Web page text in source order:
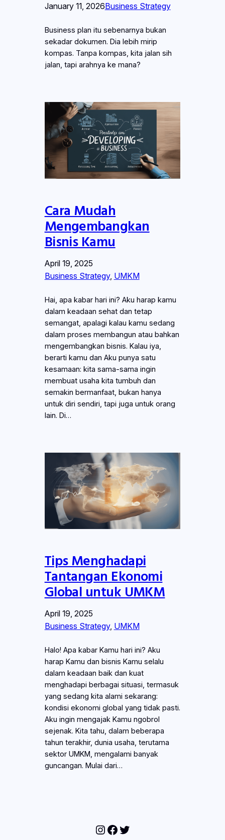
January 11, 2026Business Strategy
Business plan itu sebenarnya bukan
sekadar dokumen. Dia lebih mirip
kompas. Tanpa kompas, kita jalan sih
jalan, tapi arahnya ke mana?
Cara Mudah
Mengembangkan
Bisnis Kamu
April 19, 2025
Business Strategy, UMKM
Hai, apa kabar hari ini? Aku harap kamu
dalam keadaan sehat dan tetap
semangat, apalagi kalau kamu sedang
dalam proses membangun atau bahkan
mengembangkan bisnis. Kalau iya,
berarti kamu dan Aku punya satu
kesamaan: kita sama-sama ingin
membuat usaha kita tumbuh dan
semakin bermanfaat, bukan hanya
untuk diri sendiri, tapi juga untuk orang
lain. Di…
Tips Menghadapi
Tantangan Ekonomi
Global untuk UMKM
April 19, 2025
Business Strategy, UMKM
Halo! Apa kabar Kamu hari ini? Aku
harap Kamu dan bisnis Kamu selalu
dalam keadaan baik dan kuat
menghadapi berbagai situasi, termasuk
yang sedang kita alami sekarang:
kondisi ekonomi global yang tidak pasti.
Aku ingin mengajak Kamu ngobrol
sejenak. Kita tahu, dalam beberapa
tahun terakhir, dunia usaha, terutama
sektor UMKM, mengalami banyak
guncangan. Mulai dari…
Instagram
Facebook
Twitter